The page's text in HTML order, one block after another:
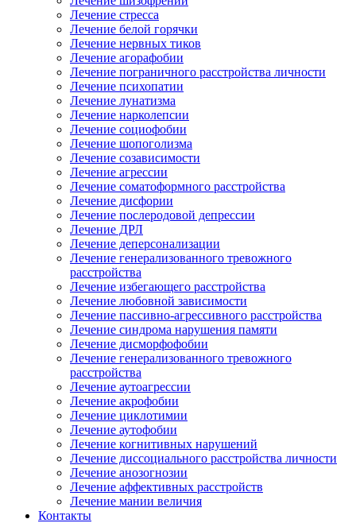
Лечение стресса
Лечение белой горячки
Лечение нервных тиков
Лечение агорафобии
Лечение пограничного расстройства личности
Лечение психопатии
Лечение лунатизма
Лечение нарколепсии
Лечение социофобии
Лечение шопоголизма
Лечение созависимости
Лечение агрессии
Лечение соматоформного расстройства
Лечение дисфории
Лечение послеродовой депрессии
Лечение ДРЛ
Лечение деперсонализации
Лечение генерализованного тревожного
расстройства
Лечение избегающего расстройства
Лечение любовной зависимости
Лечение пассивно-агрессивного расстройства
Лечение синдрома нарушения памяти
Лечение дисморфофобии
Лечение генерализованного тревожного
расстройства
Лечение аутоагрессии
Лечение акрофобии
Лечение циклотимии
Лечение аутофобии
Лечение когнитивных нарушений
Лечение диссоциального расстройства личности
Лечение анозогнозии
Лечение аффективных расстройств
Лечение мании величия
Контакты